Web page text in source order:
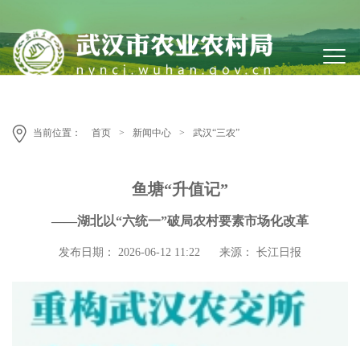
当前位置： 首页 > 新闻中心 > 武汉“三农”
鱼塘“升值记”
——湖北以“六统一”破局农村要素市场化改革
发布日期： 2026-06-12 11:22 来源： 长江日报